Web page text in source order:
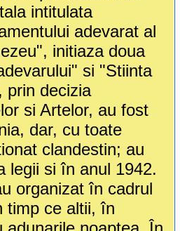
intitulata
adevarat al
initiaza doua
si "Stiinta
prin decizia
si Artelor, au fost
dar, cu toate
clandestin; au
legii si în anul 1942.
organizat în cadrul
timp ce altii, în